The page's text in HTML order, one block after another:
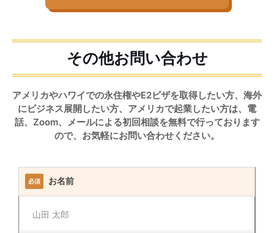
その他お問い合わせ
アメリカやハワイでの永住権やE2ビザを取得したい方、海外
にビジネス展開したい方、アメリカで起業したい方は、電
話、Zoom、メールによる初回相談を無料で行っております
ので、お気軽にお問い合わせください。
必須 お名前